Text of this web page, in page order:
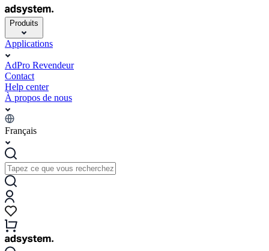
Produits
Applications
AdPro Revendeur
Contact
Help center
À propos de nous
Français